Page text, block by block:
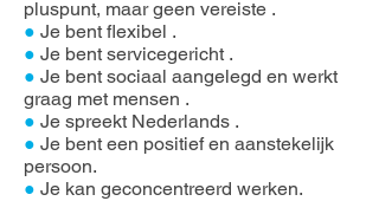
pluspunt, maar geen vereiste .
● Je bent flexibel .
● Je bent servicegericht .
● Je bent sociaal aangelegd en werkt
graag met mensen .
● Je spreekt Nederlands .
● Je bent een positief en aanstekelijk
persoon.
● Je kan geconcentreerd werken.